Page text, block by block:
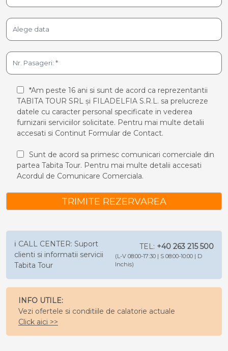
*Am peste 16 ani si sunt de acord ca reprezentantii
TABITA TOUR SRL și FILADELFIA S.R.L. sa prelucreze
datele cu caracter personal specificate in vederea
furnizarii serviciilor solicitate. Pentru mai multe detalii
accesati si Continut Formular de Contact.
Sunt de acord sa primesc comunicari comerciale din
partea Tabita Tour. Pentru mai multe detalii accesati
Acordul de Comunicare Comerciala.
TRIMITE REZERVAREA
ℹ️ CALL CENTER: Suport
clienti si informatii servicii
Tabita Tour
TEL: +40 263 215 500
(L-V 08:00-17:30 | S 08:00-10:00 | D
Inchis)
INFO UTILE:
Vezi ofertele si conditiile de calatorie actuale
Click aici >>